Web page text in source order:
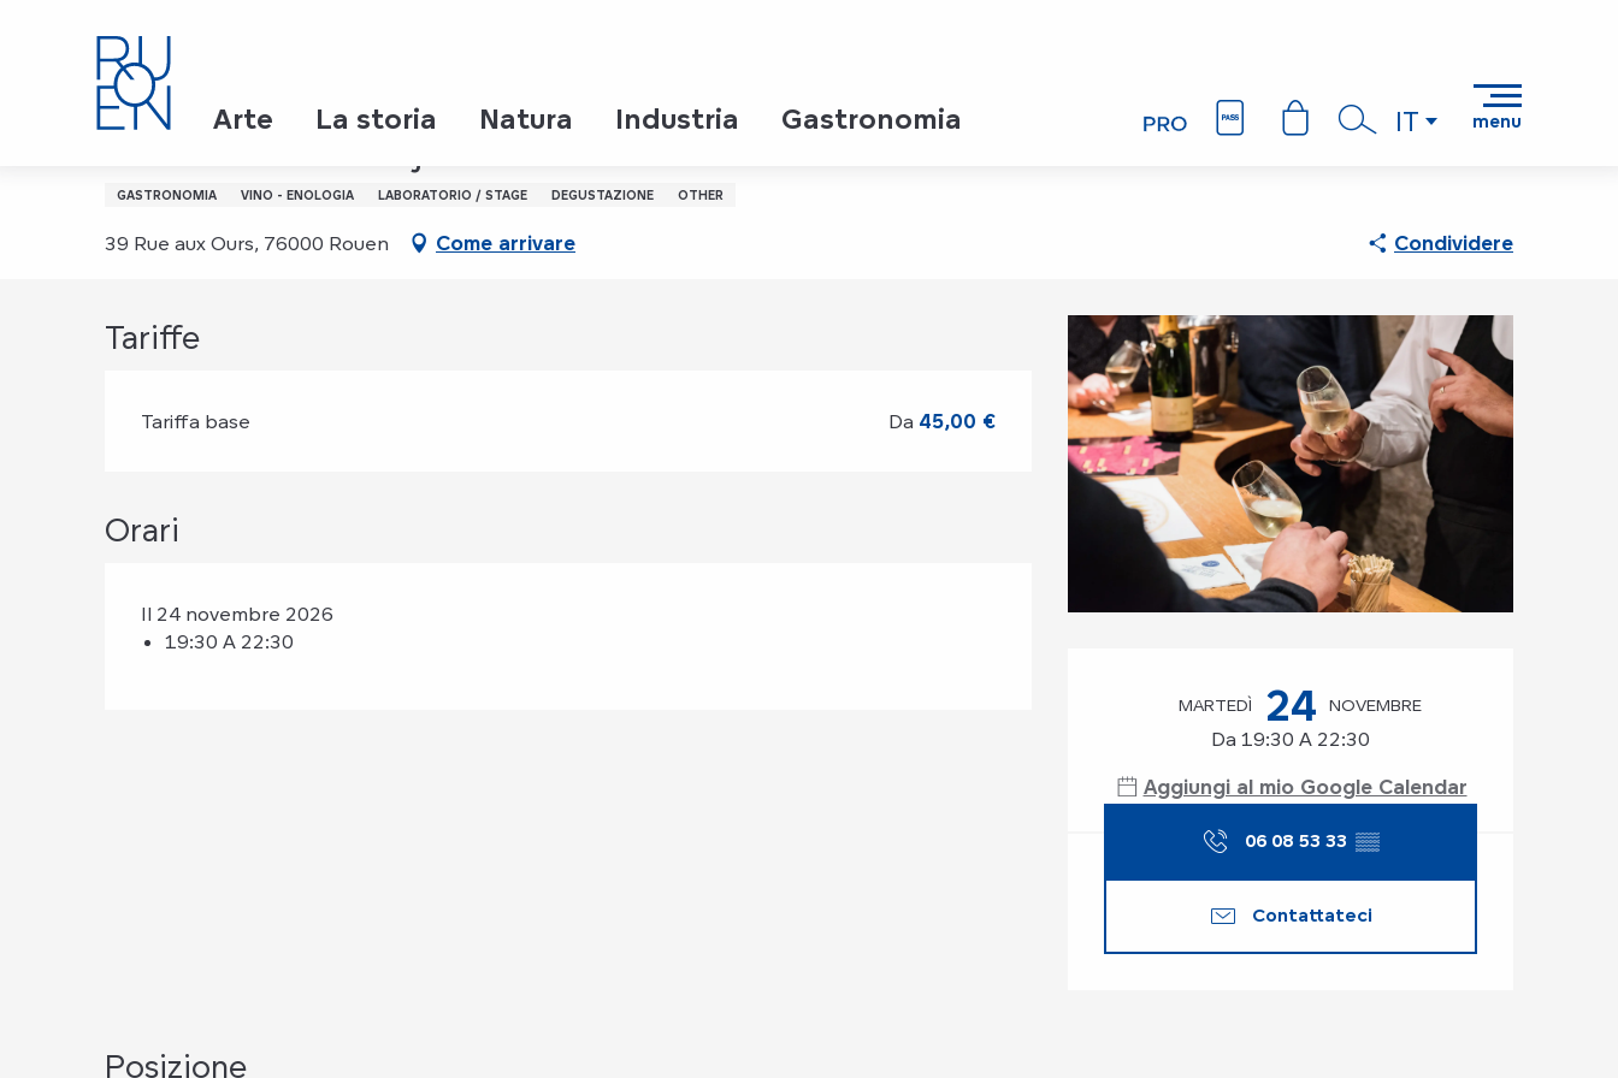
IT menu
Arte La storia Natura Industria Gastronomia
Martedì 24 novembre da 19:30 a 22:30
GASTRONOMIA VINO - ENOLOGIA LABORATORIO / STAGE DEGUSTAZIONE OTHER
39 Rue aux Ours, 76000 Rouen Come arrivare Condividere
Orari e contatti
MARTEDÌ 24 NOVEMBRE
Da 19:30 A 22:30
Aggiungi al mio Google Calendar
06 08 53 33 ▒▒
Contattateci
Tariffe
Tariffa base Da 45,00 €
Orari
Il 24 novembre 2026
19:30 A 22:30
Posizione